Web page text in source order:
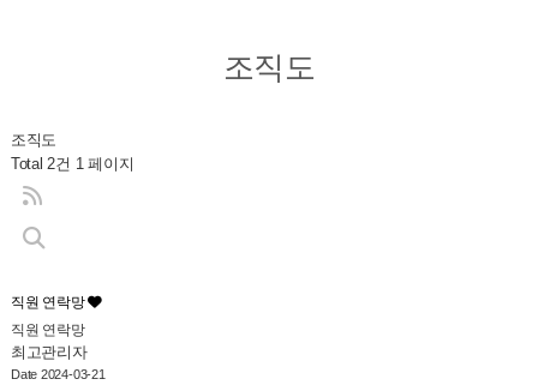
조직도
조직도
Total 2건 1 페이지
직원 연락망
직원 연락망
최고관리자
Date 2024-03-21